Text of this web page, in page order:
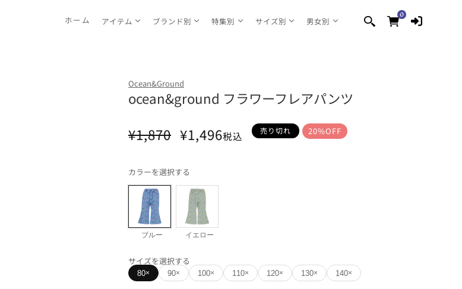
ホーム アイテム ブランド別 特集別 サイズ別 男女別 00
個
サイズを選択する
80× 90× 100× 110× 120× 130× 140×
カラーを選択する
ブルー イエロー
Ocean&Ground
ocean&ground フラワーフレアパンツ
通
常
格
¥1,870
セ
ー
価
格
¥1,496税込 売り切れ 20%OFF